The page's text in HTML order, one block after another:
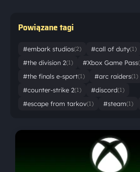
Powiązane tagi
#embark studios(2) #call of duty(1)
#the division 2(1) #Xbox Game Pass
#the finals e-sport(1) #arc raiders(1)
#counter-strike 2(1) #discord(1)
#escape from tarkov(1) #steam(1)